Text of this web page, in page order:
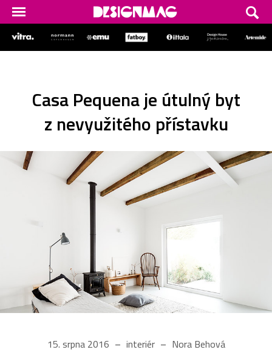
Casa Pequena je útulný byt
z nevyužitého přístavku
15. srpna 2016 interiér Nora Behová